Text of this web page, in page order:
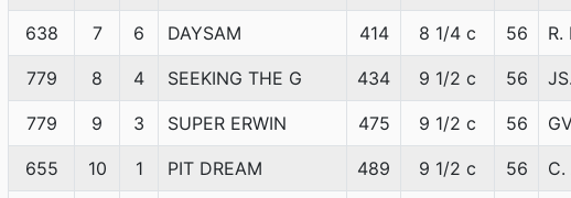
638 7 6 DAYSAM 414 8 1/4 c 56 R.
779 8 4 SEEKING THE G 434 9 1/2 c 56
779 9 3 SUPER ERWIN 475 9 1/2 c 56
655 10 1 PIT DREAM 489 9 1/2 c 56 C.